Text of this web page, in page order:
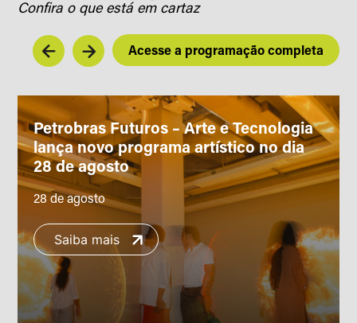
Confira o que está em cartaz
Acesse a programação completa
Petrobras Futuros – Arte e Tecnologia
lança novo programa artístico no dia
28 de agosto
28 de agosto
Saiba mais